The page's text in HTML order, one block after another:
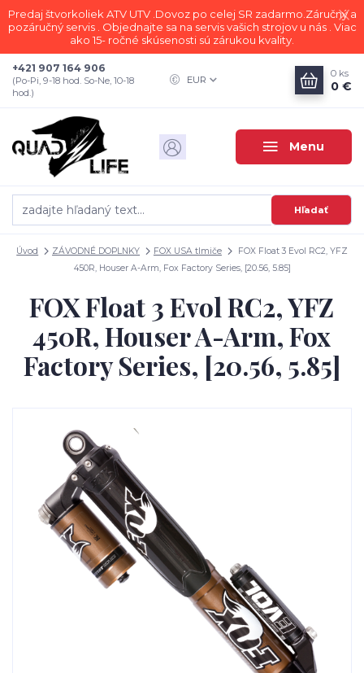
Predaj štvorkoliek ATV UTV .Dovoz po celej SR zadarmo.Záručný a
pozáručný servis . Objednajte sa na servis vašich strojov u nás . Viac
ako 15- ročné skúsenosti sú zárukou kvality.
Menu
EUR
Hľadať
+421 907 164 906
(Po-Pi, 9-18 hod. So-Ne, 10-18
hod.)
0 ks
0 €
Úvod ZÁVODNÉ DOPLNKY FOX USA tlmiče
FOX Float 3 Evol RC2, YFZ
450R, Houser A-Arm, Fox Factory Series, [20.56, 5.85]
FOX Float 3 Evol RC2, YFZ
450R, Houser A-Arm, Fox
Factory Series, [20.56, 5.85]